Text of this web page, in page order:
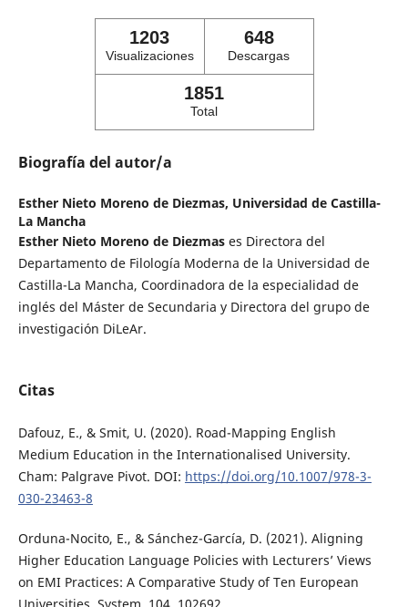
1203
Visualizaciones
648
Descargas
1851
Total
Biografía del autor/a
Esther Nieto Moreno de Diezmas, Universidad de Castilla-
La Mancha
Esther Nieto Moreno de Diezmases Directora del
Departamento de Filología Moderna de la Universidad de
Castilla-La Mancha, Coordinadora de la especialidad de
inglés del Máster de Secundaria y Directora del grupo de
investigación DiLeAr.
Citas
Dafouz, E., & Smit, U. (2020). Road-Mapping English
Medium Education in the Internationalised University.
Cham: Palgrave Pivot. DOI: https://doi.org/10.1007/978-3-
030-23463-8
Orduna-Nocito, E., & Sánchez-García, D. (2021). Aligning
Higher Education Language Policies with Lecturers’ Views
on EMI Practices: A Comparative Study of Ten European